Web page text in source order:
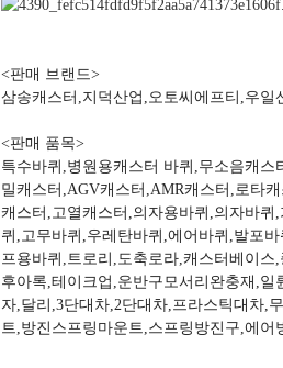
<판매 브랜드>
삼송캐스터,지덕산업,오토씨에프티,우일
<판매 품목>
특수바퀴,병원용캐스터 바퀴,무소음캐
밀캐스터,AGV캐스터,AMR캐스터,로타
캐스터,고열캐스터,의자용바퀴,의자바
퀴,고무바퀴,우레탄바퀴,에어바퀴,발포
프용바퀴,트로리,도축로라,캐스터베이
후아록,테이크업,운반구모서리완충재,
자,달리,3단대차,2단대차,프라스틱대차,
트,방진스프링마운트,스프링방진구,에